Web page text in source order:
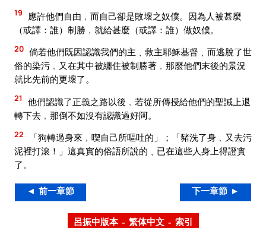
19
應許他們自由﹐而自己卻是敗壞之奴僕。因為人被甚麼
（或譯：誰）制勝﹐就給甚麼（或譯：誰）做奴僕。
20 倘若他們既因認識我們的主﹑救主耶穌基督﹑而逃脫了世
俗的染污﹐又在其中被纏住被制勝著﹐那麼他們末後的景況
就比先前的更壞了。
21
他們認識了正義之路以後﹐若從所傳授給他們的聖誡上退
轉下去﹐那倒不如沒有認識過好阿。
22
「狗轉過身來﹐喫自己所嘔吐的」；「豬洗了身﹐又去污
泥裡打滾！」這真實的俗語所說的﹑已在這些人身上得證實
了。
◄ 前一章節 下一章節 ►
呂振中版本 – 繁体中文 – 索引